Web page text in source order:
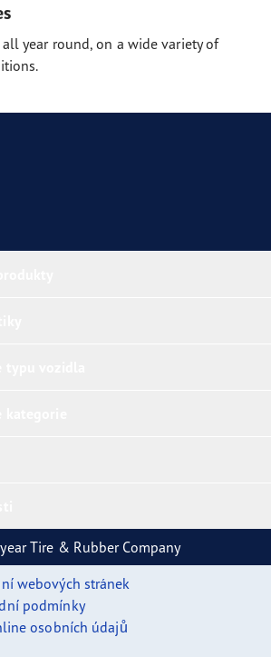
year round, on a wide variety of
Tire & Rubber Company
webových stránek
podmínky
osobních údajů